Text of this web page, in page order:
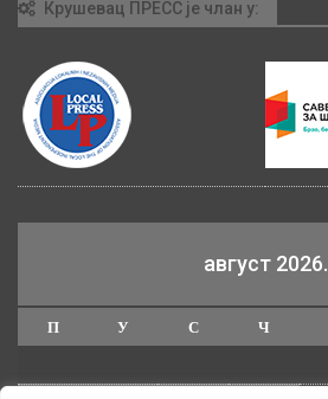
Крушевац ПРЕСС је члан у:
август 2026.
П У С Ч